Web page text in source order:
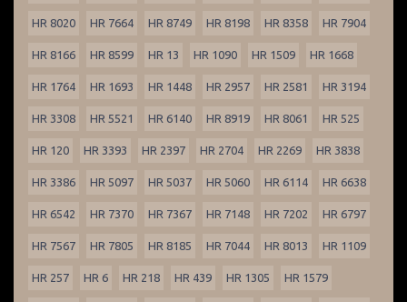
HR 8020 HR 7664 HR 8749 HR 8198 HR 8358 HR 7904
HR 8166 HR 8599 HR 13 HR 1090 HR 1509 HR 1668
HR 1764 HR 1693 HR 1448 HR 2957 HR 2581 HR 3194
HR 3308 HR 5521 HR 6140 HR 8919 HR 8061 HR 525
HR 120 HR 3393 HR 2397 HR 2704 HR 2269 HR 3838
HR 3386 HR 5097 HR 5037 HR 5060 HR 6114 HR 6638
HR 6542 HR 7370 HR 7367 HR 7148 HR 7202 HR 6797
HR 7567 HR 7805 HR 8185 HR 7044 HR 8013 HR 1109
HR 257 HR 6 HR 218 HR 439 HR 1305 HR 1579